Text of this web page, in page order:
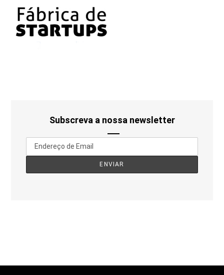
Subscreva a nossa newsletter